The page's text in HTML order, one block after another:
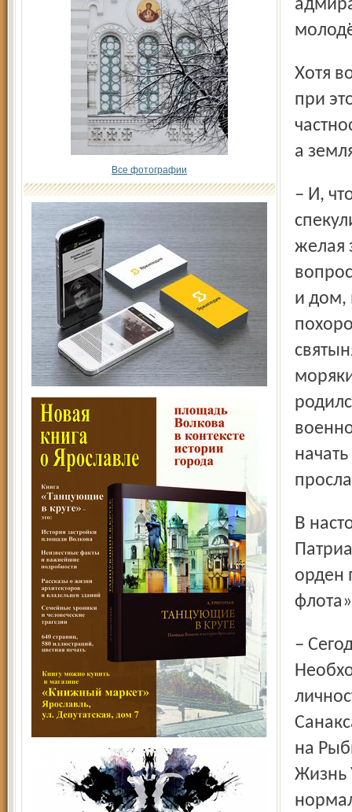
Все фотографии
Хотя возрождение земли Фёдора Ушакова и началось, но
при
а
– И, что кривить душой, руководство СПК пытается просто
желая
и дом,
В настоящее время на утверждении у Святейшего
орден
– Сегодня основная наша задача – просветительская.
на
Жизнь